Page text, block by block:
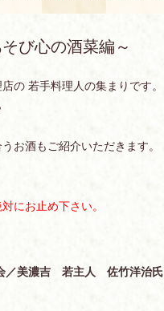
び心の酒菜編～
の 若手料理人の集まりです。
お酒もご紹介いただきます。
にお止め下さい。
／美濃吉 若主人 佐竹洋治氏